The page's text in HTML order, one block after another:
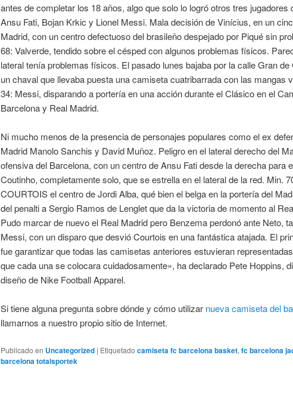
antes de completar los 18 años, algo que solo lo logró otros tres jugadores
Ansu Fati, Bojan Krkic y Lionel Messi. Mala decisión de Vinícius, en un
Madrid, con un centro defectuoso del brasileño despejado por Piqué sin
68: Valverde, tendido sobre el césped con algunos problemas físicos.
lateral tenía problemas físicos. El pasado lunes bajaba por la calle Gran
un chaval que llevaba puesta una camiseta cuatribarrada con las mangas
34: Messi, disparando a portería en una acción durante el Clásico en el
Barcelona y Real Madrid.
Ni mucho menos de la presencia de personajes populares como el ex
Madrid Manolo Sanchis y David Muñoz. Peligro en el lateral derecho del
ofensiva del Barcelona, con un centro de Ansu Fati desde la derecha para
Coutinho, completamente solo, que se estrella en el lateral de la red. Min.
COURTOIS el centro de Jordi Alba, qué bien el belga en la portería del
del penalti a Sergio Ramos de Lenglet que da la victoria de momento al
Pudo marcar de nuevo el Real Madrid pero Benzema perdonó ante Neto,
Messi, con un disparo que desvió Courtois en una fantástica atajada. El
fue garantizar que todas las camisetas anteriores estuvieran
que cada una se colocara cuidadosamente», ha declarado Pete Hoppins,
diseño de Nike Football Apparel.
Si tiene alguna pregunta sobre dónde y cómo utilizar nueva camiseta del
llamarnos a nuestro propio sitio de Internet.
Publicado en Uncategorized | Etiquetado camiseta fc barcelona basket, fc barcelona
barcelona totalsportek